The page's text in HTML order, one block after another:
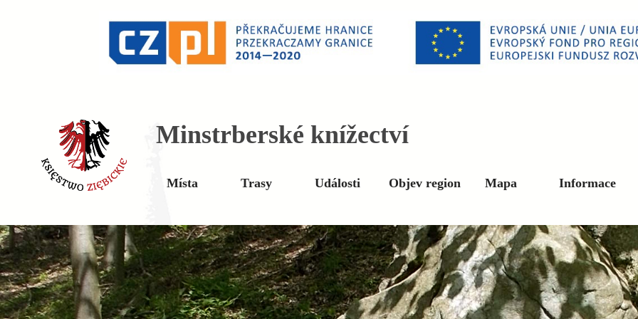
Minstrberské knížectví
Místa Trasy Události Objev region Mapa Informace